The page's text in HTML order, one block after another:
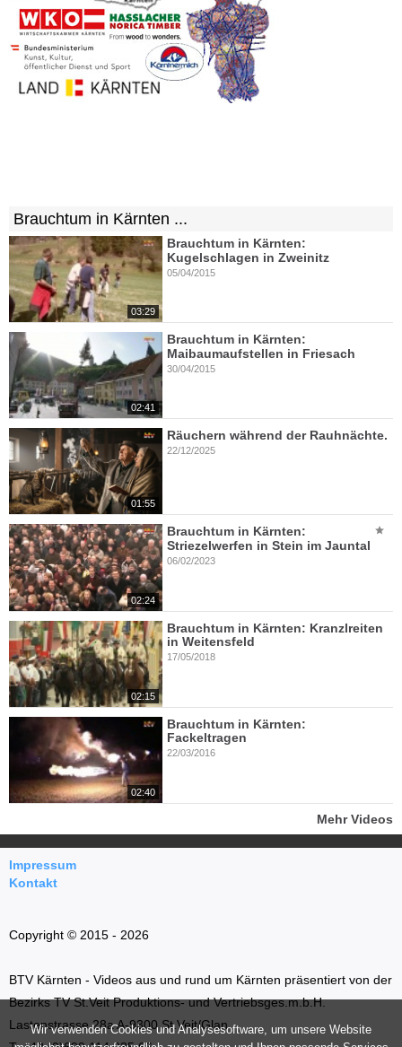
Wir verwenden Cookies und Analysesoftware, um unsere Website
Brauchtum in Kärnten ...
03:29
Brauchtum in Kärnten:
Kugelschlagen in Zweinitz
05/04/2015
02:41
Brauchtum in Kärnten:
Maibaumaufstellen in Friesach
30/04/2015
01:55
Räuchern während der Rauhnächte.
22/12/2025
02:24
Brauchtum in Kärnten:
Striezelwerfen in Stein im Jauntal
06/02/2023
02:15
Brauchtum in Kärnten: Kranzlreiten
in Weitensfeld
17/05/2018
02:40
Brauchtum in Kärnten:
Fackeltragen
22/03/2016
Mehr Videos
Impressum
Kontakt
Copyright © 2015 - 2026
BTV Kärnten - Videos aus und rund um Kärnten präsentiert von der
Bezirks TV St.Veit Produktions- und Vertriebsges.m.b.H.
Lastenstrasse 28a A-9300 St.Veit/Glan